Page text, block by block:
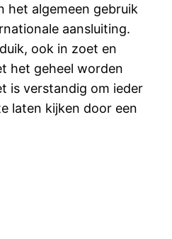
het algemeen gebruik
aansluiting.
ook in zoet en
het geheel worden
is verstandig om ieder
laten kijken door een